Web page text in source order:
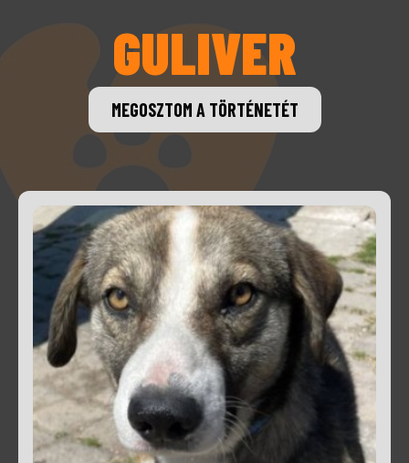
MEGOSZTOM A TÖRTÉNETÉT
GULIVER